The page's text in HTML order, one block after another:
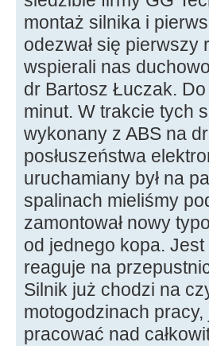
montaż silnika i
odezwał się
wspierali nas
dr Bartosz Łuczak. Do
minut. W trakcie tych
wykonany z ABS na
posłuszeństwa
uruchamiany był na
spalinach mieliśmy
zamontował nowy
od jednego kopa.
reaguje na
Silnik już chodzi na
motogodzinach
pracować nad